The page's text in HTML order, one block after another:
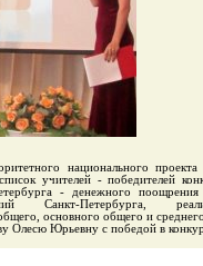
национального
учителей - победителей
- денежного
Санкт-Петербурга,
основного общего и
Олесю Юрьевну с победой в